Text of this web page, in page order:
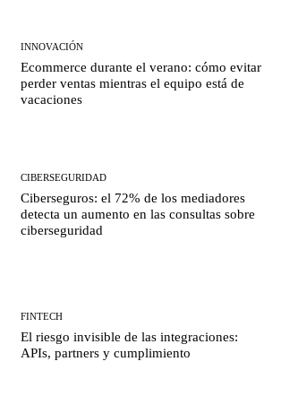
INNOVACIÓN
Ecommerce durante el verano: cómo evitar
perder ventas mientras el equipo está de
vacaciones
CIBERSEGURIDAD
Ciberseguros: el 72% de los mediadores
detecta un aumento en las consultas sobre
ciberseguridad
FINTECH
El riesgo invisible de las integraciones:
APIs, partners y cumplimiento